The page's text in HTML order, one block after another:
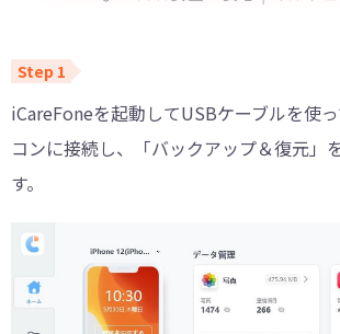
iCareFoneを起動してUSBケーブルを使
コンに接続し、「バックアップ＆復元」
す。